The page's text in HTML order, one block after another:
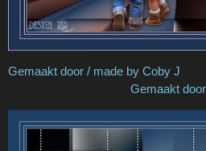
Gemaakt door /
Gemaakt door /